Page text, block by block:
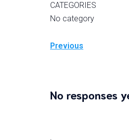
CATEGORIES
No category
Previous
No responses